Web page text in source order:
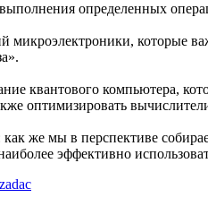
выполнения определенных
которые
квантового компьютера,
оптимизировать
же мы в перспективе
эффективно